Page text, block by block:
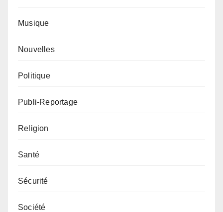
Musique
Nouvelles
Politique
Publi-Reportage
Religion
Santé
Sécurité
Société